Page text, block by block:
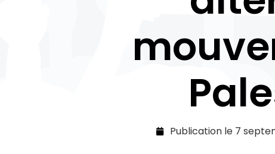
Publication le 7